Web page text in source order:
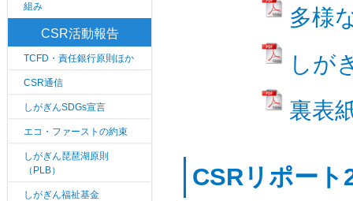
組み
CSR活動報告
TCFD・責任銀行原則ほか
CSR通信
しがぎんSDGs宣言
エコ・ファーストの約束
しがぎん琵琶湖原則
（PLB）
しがぎん福祉基金
多様
しが
裏表
CSRリポート